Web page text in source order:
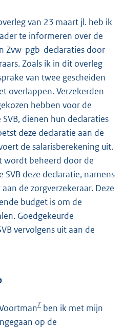
van 23 maart jl. heb ik
te informeren over de
Zvw-pgb-declaraties door
Zoals ik in dit overleg
van twee gescheiden
overlappen. Verzekerden
hebben voor de
dienen hun declaraties
deze declaratie aan de
de salarisberekening uit.
wordt beheerd door de
SVB deze declaratie, namens
de zorgverzekeraar. Deze
budget is om de
Goedgekeurde
vervolgens uit aan de
7 ben ik met mijn
op de